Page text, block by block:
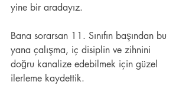
yine bir aradayız.
Bana sorarsan 11. Sınıfın başından bu
yana çalışma, iç disiplin ve zihnini
doğru kanalize edebilmek için güzel
ilerleme kaydettik.